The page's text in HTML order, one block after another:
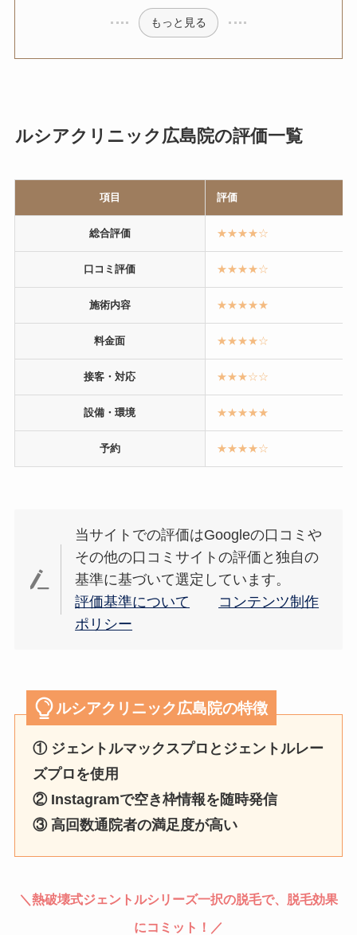
もっと見る
ルシアクリニック広島院の評価一覧
項目 評価
総合評価 ★★★★☆
口コミ評価 ★★★★☆
施術内容 ★★★★★
料金面 ★★★★☆
接客・対応 ★★★☆☆
設備・環境 ★★★★★
予約 ★★★★☆
当サイトでの評価はGoogleの口コミや
その他の口コミサイトの評価と独自の
基準に基づいて選定しています。
評価基準について
コンテンツ制作
ポリシー
ルシアクリニック広島院の特徴
① ジェントルマックスプロとジェントルレー
ズプロを使用
② Instagramで空き枠情報を随時発信
③ 高回数通院者の満足度が高い
＼ 熱破壊式ジェントルシリーズ一択の脱毛で、脱毛効果
にコミット！ ／